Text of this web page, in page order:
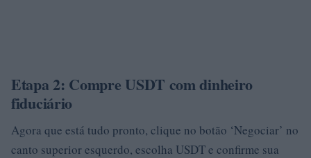
Etapa 2: Compre USDT com dinheiro
fiduciário
Agora que está tudo pronto, clique no botão ‘Negociar’ no
canto superior esquerdo, escolha USDT e confirme sua